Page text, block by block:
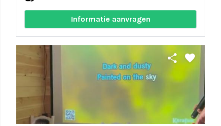
Informatie aanvragen
share favorite